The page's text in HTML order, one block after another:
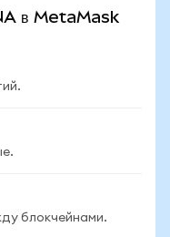
в MetaMask
блокчейнами.